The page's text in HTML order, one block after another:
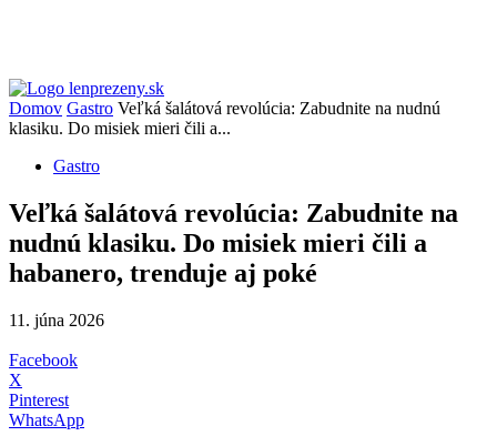
Domov Gastro Veľká šalátová revolúcia: Zabudnite na nudnú
klasiku. Do misiek mieri čili a...
Gastro
Veľká šalátová revolúcia: Zabudnite na
nudnú klasiku. Do misiek mieri čili a
habanero, trenduje aj poké
11. júna 2026
Facebook
X
Pinterest
WhatsApp